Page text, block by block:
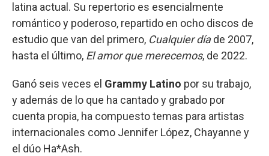
latina actual. Su repertorio es esencialmente
romántico y poderoso, repartido en ocho discos de
estudio que van del primero, Cualquier díade 2007,
hasta el último, El amor que merecemos, de 2022.
Ganó seis veces el Grammy Latino por su trabajo,
y además de lo que ha cantado y grabado por
cuenta propia, ha compuesto temas para artistas
internacionales como Jennifer López, Chayanne y
el dúo Ha*Ash.